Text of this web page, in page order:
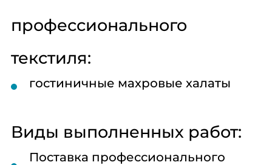
профессионального
текстиля:
гостиничные махровые халаты
Виды выполненных работ:
Поставка профессионального